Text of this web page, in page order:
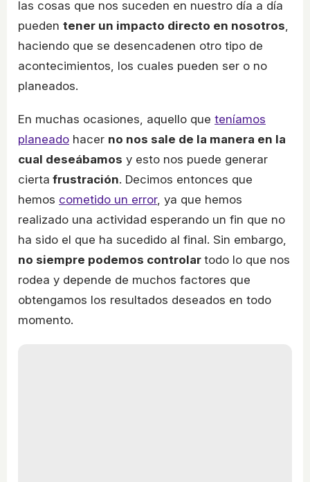
las cosas que nos suceden en nuestro día a día
pueden tener un impacto directo en nosotros
haciendo que se desencadenen otro tipo de
acontecimientos, los cuales pueden ser o no
planeados.
En muchas ocasiones, aquello que teníamos
planeado hacer no nos sale de la manera en la
cual deseábamos y esto nos puede generar
cierta frustración. Decimos entonces que
hemos cometido un error, ya que hemos
realizado una actividad esperando un fin que no
ha sido el que ha sucedido al final. Sin embargo,
no siempre podemos controlar todo lo que nos
rodea y depende de muchos factores que
obtengamos los resultados deseados en todo
momento.